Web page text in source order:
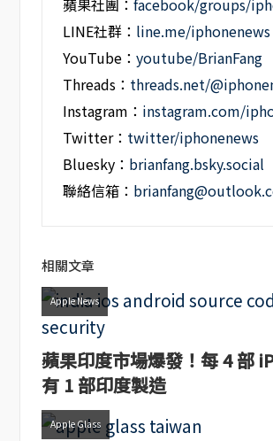
蘋果社團：facebook/groups/
LINE社群： line.me/iphonenews
YouTube：youtube/BrianFang
Threads： threads.net/
Instagram： instagram.com/
Twitter： twitter/iphonenews
Bluesky： brianfang.bsky.social
聯絡信箱：
相關文章
Apple News
蘋果印度市場爆發！每 4 部
有 1 部印度製造
Apple Glass